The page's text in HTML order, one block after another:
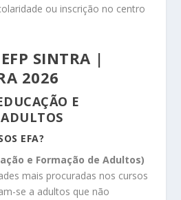
ou inscrição no centro
SINTRA |
2026
E
EFA?
e Formação de Adultos)
mais procuradas nos cursos
se a adultos que não